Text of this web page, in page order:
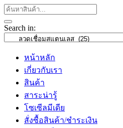
Search in:
หน้าหลัก
เกี่ยวกับเรา
สินค้า
สาระน่ารู้
โซเซีลมีเดีย
สั่งซื้อสินค้า/ชำระเงิน